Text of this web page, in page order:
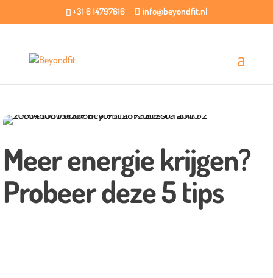
+31 6 14797616 info@beyondfit.nl
Meer energie krijgen?
Probeer deze 5 tips